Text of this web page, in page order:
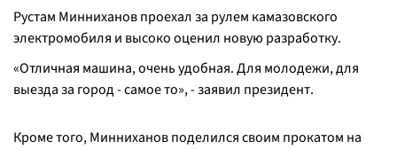
Рустам Минниханов проехал за рулем камазовского
электромобиля и высоко оценил новую разработку.
«Отличная машина, очень удобная. Для молодежи, для
выезда за город - самое то», - заявил президент.
Кроме того, Минниханов поделился своим прокатом на